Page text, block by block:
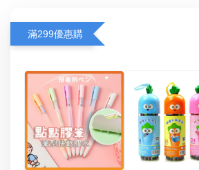
滿299優惠購